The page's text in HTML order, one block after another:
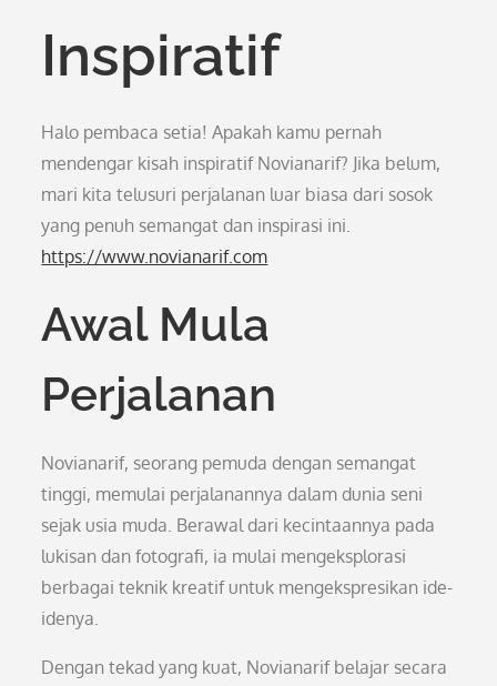
Inspiratif
Halo pembaca setia! Apakah kamu pernah
mendengar kisah inspiratif Novianarif? Jika belum,
mari kita telusuri perjalanan luar biasa dari sosok
yang penuh semangat dan inspirasi ini.
https://www.novianarif.com
Awal Mula
Perjalanan
Novianarif, seorang pemuda dengan semangat
tinggi, memulai perjalanannya dalam dunia seni
sejak usia muda. Berawal dari kecintaannya pada
lukisan dan fotografi, ia mulai mengeksplorasi
berbagai teknik kreatif untuk mengekspresikan ide-
idenya.
Dengan tekad yang kuat, Novianarif belajar secara